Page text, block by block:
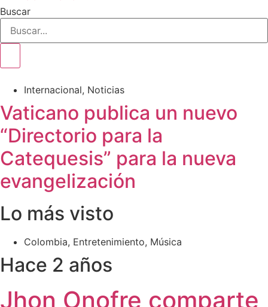
Buscar
Internacional, Noticias
Vaticano publica un nuevo
“Directorio para la
Catequesis” para la nueva
evangelización
Lo más visto
Colombia, Entretenimiento, Música
Hace 2 años
Jhon Onofre comparte